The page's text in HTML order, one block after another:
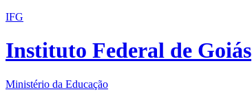
IFG
Instituto Federal de Goiás
Ministério da Educação